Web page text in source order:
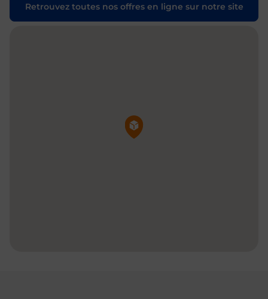
Retrouvez toutes nos offres en ligne sur notre site
Pin de la carte